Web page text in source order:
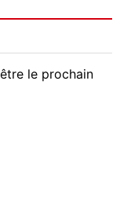
le prochain